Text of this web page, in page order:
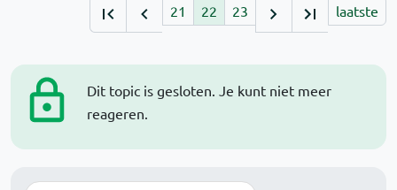
Dit topic is gesloten. Je kunt niet meer
reageren.
21 22 23 laatste